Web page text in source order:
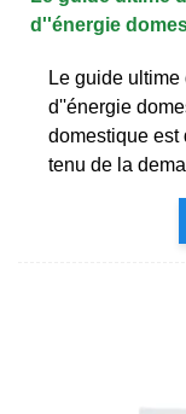
d''énergie
Le guide
d''énergie
domestique est
tenu de la